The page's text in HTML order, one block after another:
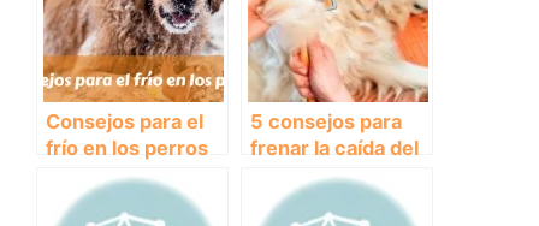
Consejos para el
frío en los perros
5 consejos para
frenar la caída del
pelo en los perros